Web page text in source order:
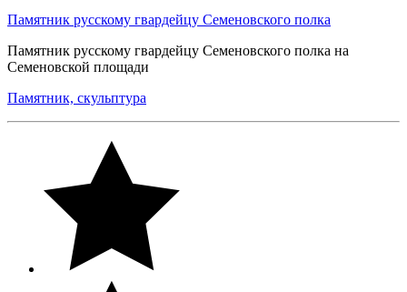
Памятник русскому гвардейцу Семеновского полка
Памятник русскому гвардейцу Семеновского полка на
Семеновской площади
Памятник, скульптура